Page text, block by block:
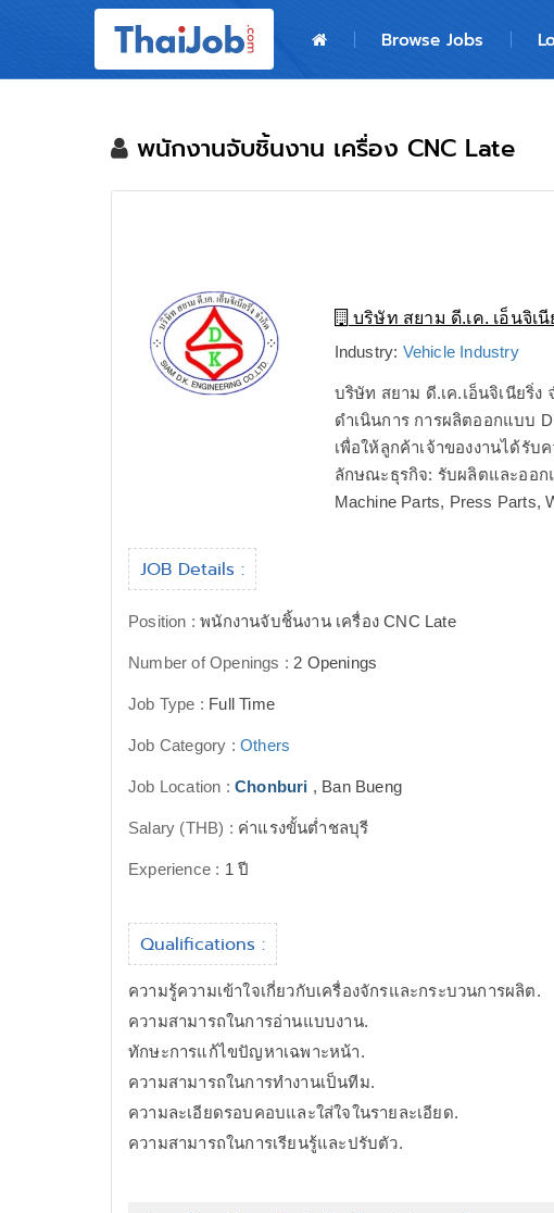
Browse Jobs
Login
พนักงานจับชิ้นงาน เครื่อง CNC Late
บริษัท สยาม ดี.เค. เอ็นจิเ
Industry: Vehicle Industry
บริษัท สยาม ดี.เค.เอ็นจิเนียริ่ง
ดำเนินการ การผลิตออกแบบ
เพื่อให้ลูกค้าเจ้าของงานได้รั
ลักษณะธุรกิจ: รับผลิตและออกแ
Machine Parts, Press Parts,
JOB Details :
Position :พนักงานจับชิ้นงาน เครื่อง CNC Late
Number of Openings : 2 Openings
Job Type : Full Time
Job Category : Others
Job Location : Chonburi , Ban Bueng
Salary (THB) : ค่าแรงขั้นต่ำชลบุรี
Experience : 1 ปี
Qualifications :
ความรู้ความเข้าใจเกี่ยวกับเครื่องจักรและกระบวนการผลิต.
ความสามารถในการอ่านแบบงาน.
ทักษะการแก้ไขปัญหาเฉพาะหน้า.
ความสามารถในการทำงานเป็นทีม.
ความละเอียดรอบคอบและใส่ใจในรายละเอียด.
ความสามารถในการเรียนรู้และปรับตัว.